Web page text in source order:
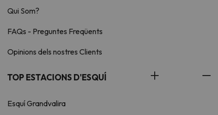
Qui Som?
FAQs - Preguntes Freqüents
Opinions dels nostres Clients
TOP ESTACIONS D'ESQUÍ
Esquí Grandvalira